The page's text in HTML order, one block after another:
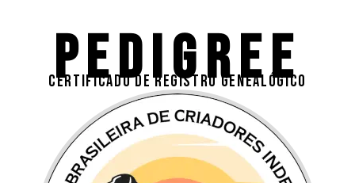
PEDIGREE
CERTIFICADO DE REGISTRO GENEALÓGICO